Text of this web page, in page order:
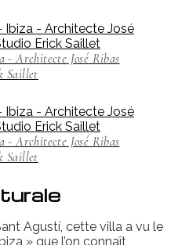
Architecte José Ribas
Saillet
Architecte José Ribas
Saillet
Agustí, cette villa a vu le
» que l’on connaît